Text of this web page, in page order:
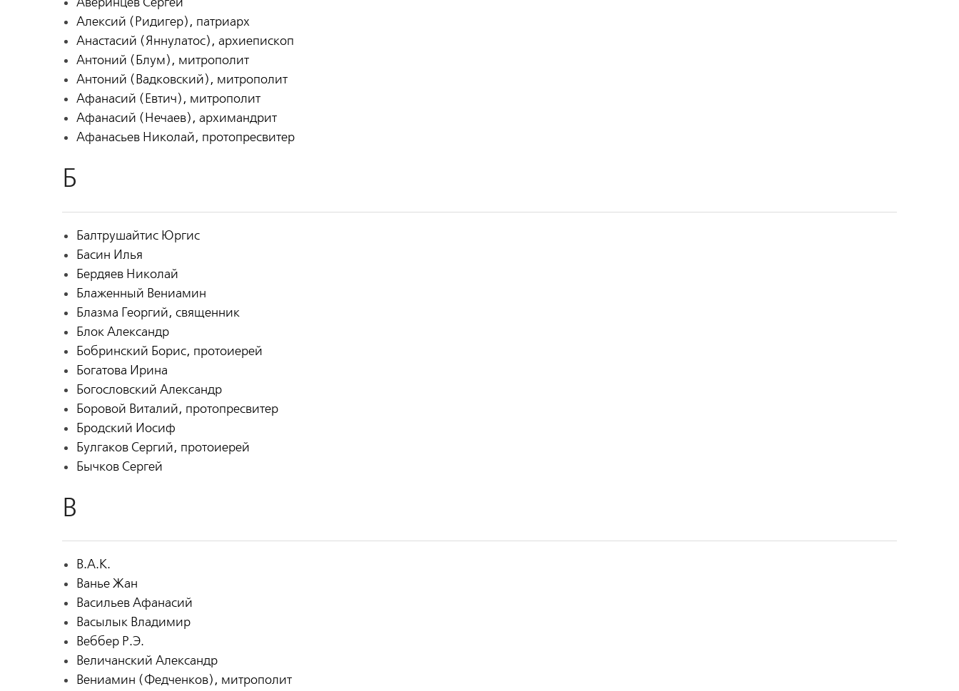
Алексий (Ридигер), патриарх
Анастасий (Яннулатос), архиепископ
Антоний (Блум), митрополит
Антоний (Вадковский), митрополит
Афанасий (Евтич), митрополит
Афанасий (Нечаев), архимандрит
Афанасьев Николай, протопресвитер
Б
Балтрушайтис Юргис
Басин Илья
Бердяев Николай
Блаженный Вениамин
Блазма Георгий, священник
Блок Александр
Бобринский Борис, протоиерей
Богатова Ирина
Богословский Александр
Боровой Виталий, протопресвитер
Бродский Иосиф
Булгаков Сергий, протоиерей
Бычков Сергей
В
В.А.К.
Ванье Жан
Васильев Афанасий
Васылык Владимир
Веббер Р.Э.
Величанский Александр
Вениамин (Федченков), митрополит